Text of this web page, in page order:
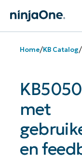
Home/KB Catalog/
met
en